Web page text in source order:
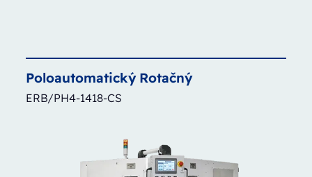
Poloautomatický Rotačný
ERB/PH4-1418-CS